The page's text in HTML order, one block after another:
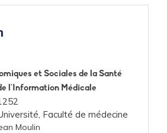
et Sociales de la Santé
l'Information Médicale
Faculté de médecine
Moulin